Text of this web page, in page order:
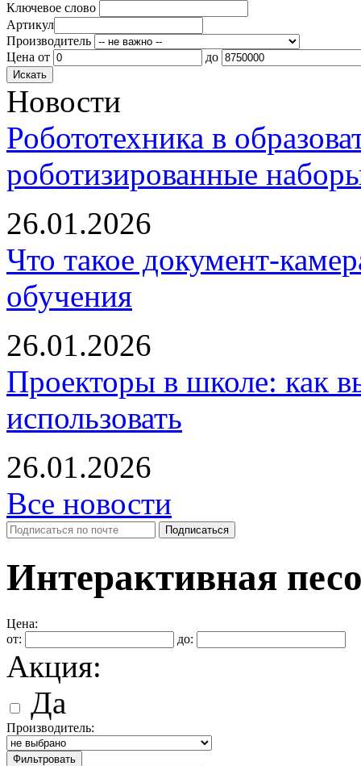
Ключевое слово
Артикул
Производитель
Цена от до
Новости
Робототехника в
роботизированные
26.01.2026
Что такое документ-
обучения
26.01.2026
Проекторы в школе: как
использовать
26.01.2026
Все новости
Интерактивная
Цена:
от:
до:
Акция:
Да
Производитель:
Фильтровать